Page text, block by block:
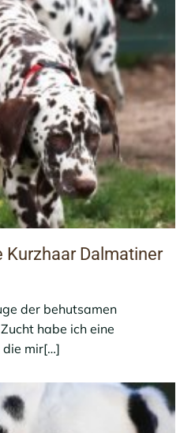
Kurzhaar Dalmatiner
der behutsamen
habe ich eine
die mir[…]